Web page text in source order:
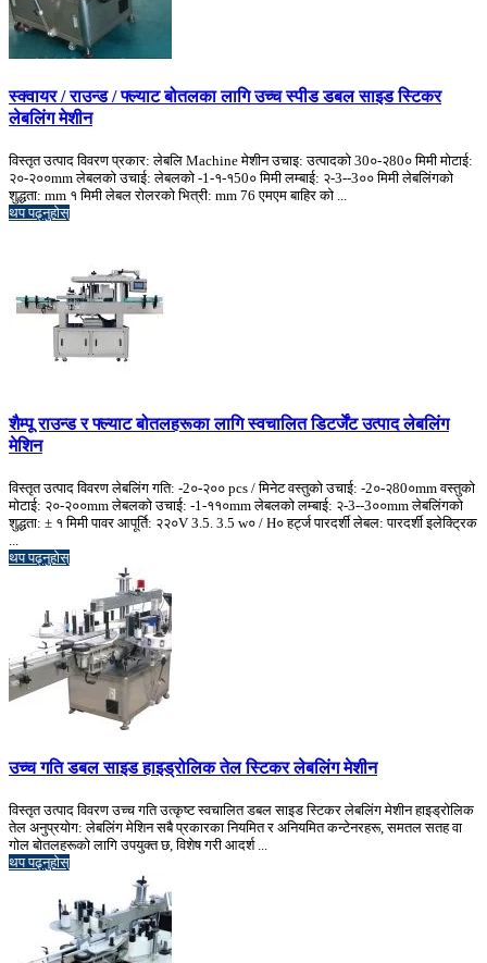
स्क्वायर / राउन्ड / फ्ल्याट बोतलका लागि उच्च स्पीड डबल साइड स्टिकर
लेबलिंग मेशीन
विस्तृत उत्पाद विवरण प्रकार: लेबलि Machine मेशीन उचाइ: उत्पादको 30०-२80० मिमी मोटाई:
२०-२००mm लेबलको उचाई: लेबलको -1-१-१50० मिमी लम्बाई: २-3--3०० मिमी लेबलिंगको
शुद्धता: mm १ मिमी लेबल रोलरको भित्री: mm 76 एमएम बाहिर को ...
थप पढ्नुहोस्
शैम्पू राउन्ड र फ्ल्याट बोतलहरूका लागि स्वचालित डिटर्जेंट उत्पाद लेबलिंग
मेशिन
विस्तृत उत्पाद विवरण लेबलिंग गति: -2०-२०० pcs / मिनेट वस्तुको उचाई: -2०-२80०mm वस्तुको
मोटाई: २०-२००mm लेबलको उचाई: -1-११०mm लेबलको लम्बाई: २-3--3००mm लेबलिंगको
शुद्धता: ± १ मिमी पावर आपूर्ति: २२०V 3.5. 3.5 w० / H० हर्ट्ज पारदर्शी लेबल: पारदर्शी इलेक्ट्रिक
थप पढ्नुहोस्
उच्च गति डबल साइड हाइड्रोलिक तेल स्टिकर लेबलिंग मेशीन
विस्तृत उत्पाद विवरण उच्च गति उत्कृष्ट स्वचालित डबल साइड स्टिकर लेबलिंग मेशीन हाइड्रोलिक
तेल अनुप्रयोग: लेबलिंग मेशिन सबै प्रकारका नियमित र अनियमित कन्टेनरहरू, समतल सतह वा
गोल बोतलहरूको लागि उपयुक्त छ, विशेष गरी आदर्श ...
थप पढ्नुहोस्